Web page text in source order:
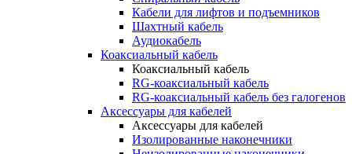
Кабели для лифтов и подъемников
Шахтный кабель
Аудиокабель
Коаксиальный кабель
Коаксиальный кабель
RG-коаксиальный кабель
RG-коаксиальный кабель без галогенов
Аксессуары для кабелей
Аксессуары для кабелей
Изолированные наконечники